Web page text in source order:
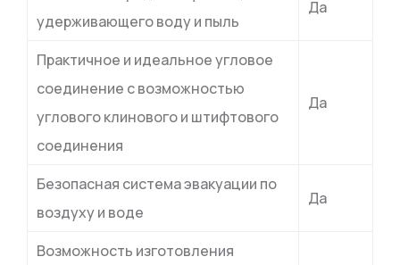
удерживающего воду и пыль
Да
Практичное и идеальное угловое
соединение с возможностью
углового клинового и штифтового
соединения
Да
Безопасная система эвакуации по
воздуху и воде
Да
Возможность изготовления